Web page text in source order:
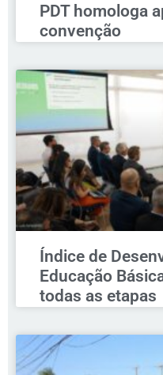
PDT homologa
convenção
Índice de
Educação
todas as etapas